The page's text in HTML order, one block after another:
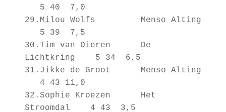
5 40 7,0
29.Milou Wolfs Menso Alting
5 39 7,5
30.Tim van Dieren De
Lichtkring 5 34 6,5
31.Jikke de Groot Menso Alting
4 43 11,0
32.Sophie Kroezen Het
Stroomdal 4 43 3,5